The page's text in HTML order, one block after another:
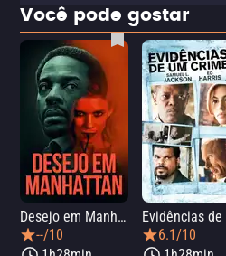
Você pode gostar
Desejo em Manhattan
--/10
6.1/10